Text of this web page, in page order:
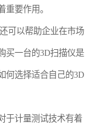
要作用。
可以帮助企业在市场
买一台的3D扫描仪是
何选择适合自己的3D
于计量测试技术有着